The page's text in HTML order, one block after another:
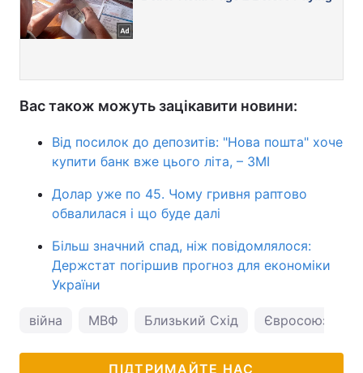
Вас також можуть зацікавити новини:
Від посилок до депозитів: "Нова пошта" хоче
купити банк вже цього літа, – ЗМІ
Долар уже по 45. Чому гривня раптово
обвалилася і що буде далі
Більш значний спад, ніж повідомлялося:
Держстат погіршив прогноз для економіки
України
війна МВФ Близький Схід Євросоюз
ПІДТРИМАЙТЕ НАС